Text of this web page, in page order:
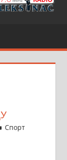
Спорт